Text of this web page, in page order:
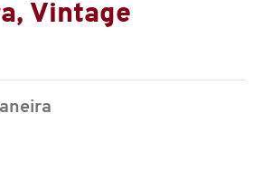
Vintage